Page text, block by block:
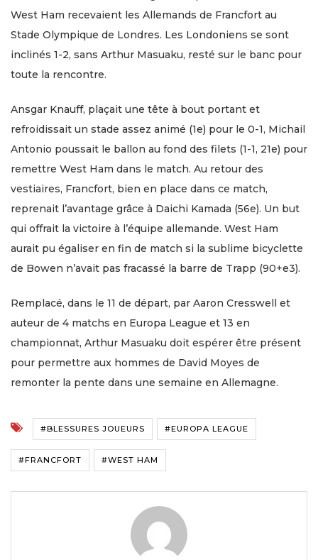
West Ham recevaient les Allemands de Francfort au
Stade Olympique de Londres. Les Londoniens se sont
inclinés 1-2, sans Arthur Masuaku, resté sur le banc pour
toute la rencontre.
Ansgar Knauff, plaçait une tête à bout portant et
refroidissait un stade assez animé (1e) pour le 0-1, Michail
Antonio poussait le ballon au fond des filets (1-1, 21e) pour
remettre West Ham dans le match. Au retour des
vestiaires, Francfort, bien en place dans ce match,
reprenait l’avantage grâce à Daichi Kamada (56e). Un but
qui offrait la victoire à l’équipe allemande. West Ham
aurait pu égaliser en fin de match si la sublime bicyclette
de Bowen n’avait pas fracassé la barre de Trapp (90+e3).
Remplacé, dans le 11 de départ, par Aaron Cresswell et
auteur de 4 matchs en Europa League et 13 en
championnat, Arthur Masuaku doit espérer être présent
pour permettre aux hommes de David Moyes de
remonter la pente dans une semaine en Allemagne.
#BLESSURES JOUEURS #EUROPA LEAGUE
#FRANCFORT #WEST HAM